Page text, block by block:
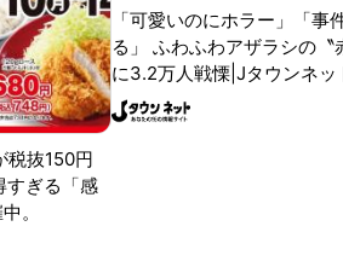
税抜150円
すぎる「感
。
「可愛いのにホラー」「事
る」 ふわふわアザラシの〝
に3.2万人戦慄|Jタウンネッ